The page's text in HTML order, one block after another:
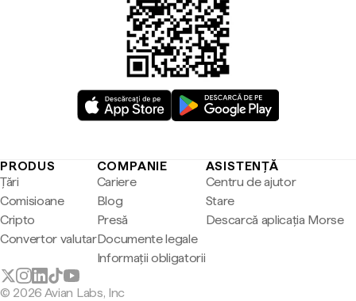
PRODUS
Țări
Comisioane
Cripto
Convertor valutar
COMPANIE
Cariere
Blog
Presă
Documente legale
Informații obligatorii
ASISTENȚĂ
Centru de ajutor
Stare
Descarcă aplicația Morse
© 2026 Avian Labs, Inc